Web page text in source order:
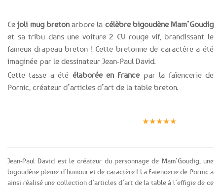
Ce joli mug bretonarbore la célèbre bigoudène Mam’Goudig
et sa tribu dans une voiture 2 CV rouge vif, brandissant le
fameux drapeau breton ! Cette bretonne de caractère a été
imaginée par le dessinateur Jean-Paul David.
Cette tasse a été élaborée en France par la faïencerie de
Pornic, créateur d’articles d’art de la table breton.
★★★★★
Jean-Paul David est le créateur du personnage de Mam’Goudig, une
bigoudène pleine d’humour et de caractère ! La Faïencerie de Pornic a
ainsi réalisé une collection d’articles d’art de la table à l’effigie de ce